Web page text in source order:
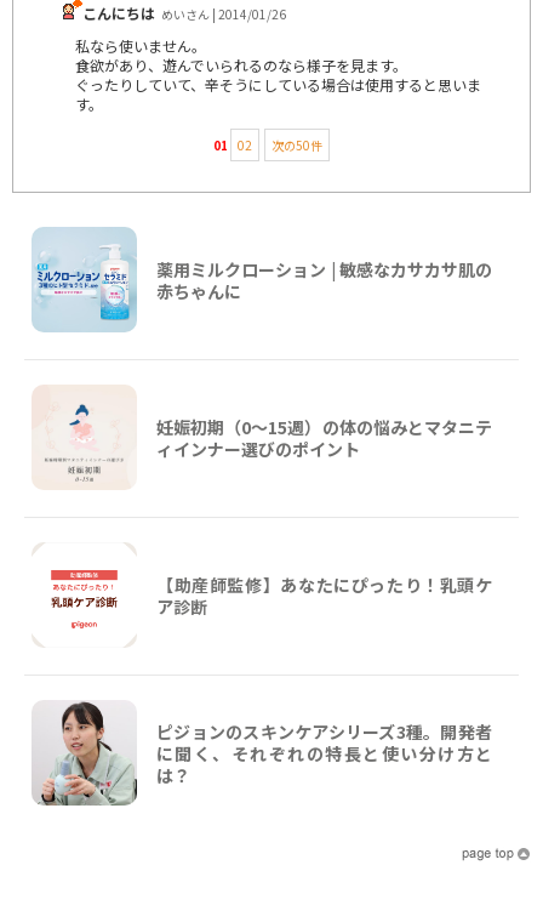
こんにちは めいさん | 2014/01/26
私なら使いません。
食欲があり、遊んでいられるのなら様子を見ます。
ぐったりしていて、辛そうにしている場合は使用すると思いま
す。
01 02 次の50件
薬用ミルクローション | 敏感なカサカサ肌の
赤ちゃんに
妊娠初期（0〜15週）の体の悩みとマタニテ
ィインナー選びのポイント
【助産師監修】あなたにぴったり！乳頭ケ
ア診断
ピジョンのスキンケアシリーズ3種。開発者
に聞く、それぞれの特長と使い分け方と
は？